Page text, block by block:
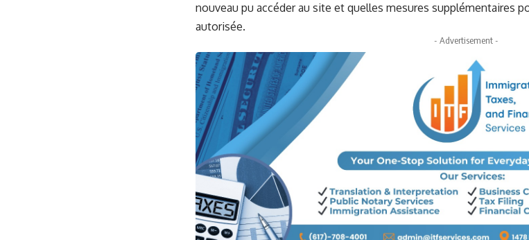
nouveau pu accéder au site et quelles mesures supplémentaires
autorisée.
- Advertisement -